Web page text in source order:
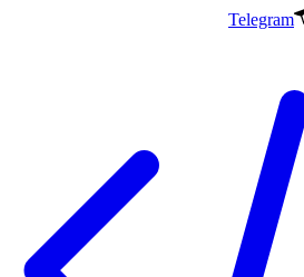
Telegram